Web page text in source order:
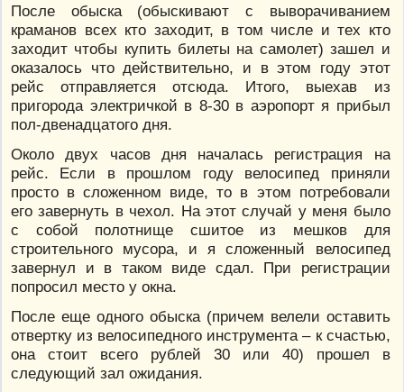
После обыска (обыскивают с выворачиванием
краманов всех кто заходит, в том числе и тех кто
заходит чтобы купить билеты на самолет) зашел и
оказалось что действительно, и в этом году этот
рейс отправляется отсюда. Итого, выехав из
пригорода электричкой в 8-30 в аэропорт я прибыл
пол-двенадцатого дня.
Около двух часов дня началась регистрация на
рейс. Если в прошлом году велосипед приняли
просто в сложенном виде, то в этом потребовали
его завернуть в чехол. На этот случай у меня было
с собой полотнище сшитое из мешков для
строительного мусора, и я сложенный велосипед
завернул и в таком виде сдал. При регистрации
попросил место у окна.
После еще одного обыска (причем велели оставить
отвертку из велосипедного инструмента – к счастью,
она стоит всего рублей 30 или 40) прошел в
следующий зал ожидания.